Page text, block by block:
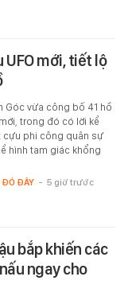
UFO mới, tiết lộ
Góc vừa công bố 41 hồ
trong đó có lời kể
cựu phi công quân sự
hình tam giác khổng
ĐÓ ĐÂY - 5 giờ trước
bắp khiến các
ngay cho